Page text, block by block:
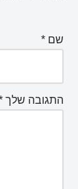
שם*
התגובה שלך